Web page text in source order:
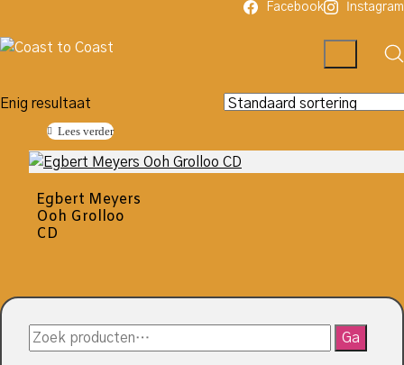
Facebook Instagram
Enig resultaat
Lees verder
Egbert Meyers
Ooh Grolloo
CD
Zoeken
naar:
Ga